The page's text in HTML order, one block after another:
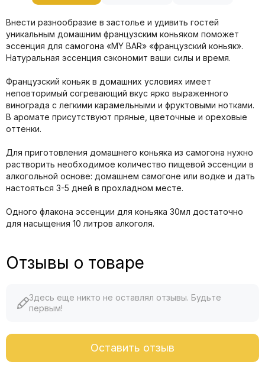
Внести разнообразие в застолье и удивить гостей
уникальным домашним французским коньяком поможет
эссенция для самогона «MY BAR» «французский коньяк».
Натуральная эссенция сэкономит ваши силы и время.
Французский коньяк в домашних условиях имеет
неповторимый согревающий вкус ярко выраженного
винограда с легкими карамельными и фруктовыми нотками.
В аромате присутствуют пряные, цветочные и ореховые
оттенки.
Для приготовления домашнего коньяка из самогона нужно
растворить необходимое количество пищевой эссенции в
алкогольной основе: домашнем самогоне или водке и дать
настояться 3-5 дней в прохладном месте.
Одного флакона эссенции для коньяка 30мл достаточно
для насыщения 10 литров алкоголя.
Отзывы о товаре
Здесь еще никто не оставлял отзывы. Будьте
первым!
Оставить отзыв